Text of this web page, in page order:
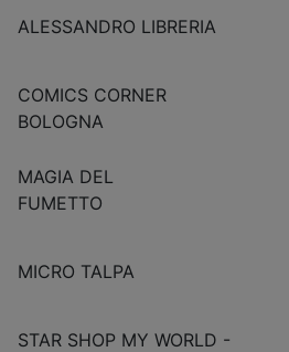
ALESSANDRO LIBRERIA
COMICS CORNER
BOLOGNA
MAGIA DEL
FUMETTO
MICRO TALPA
STAR SHOP MY WORLD -